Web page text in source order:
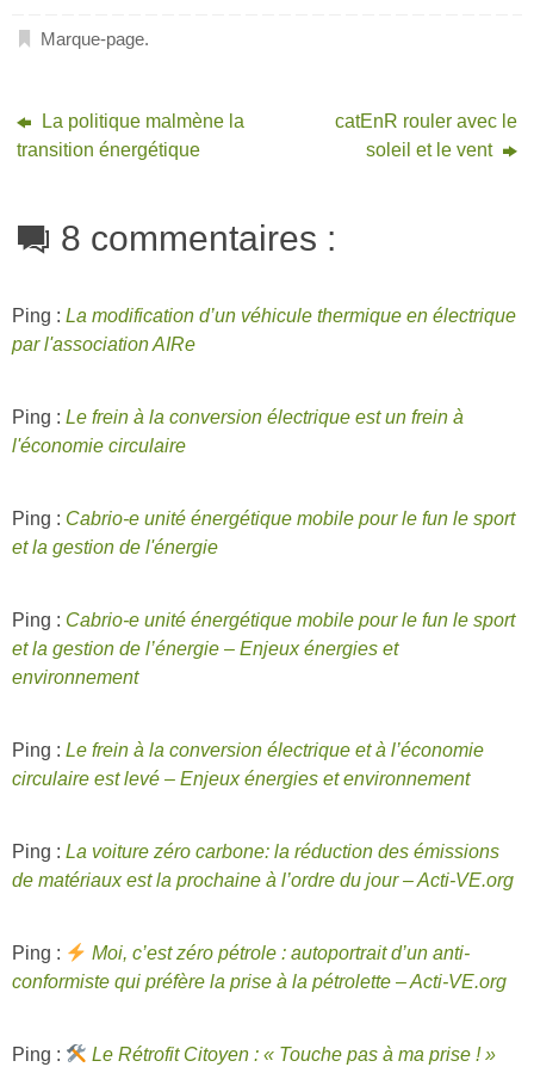
Marque-page.
La politique malmène la
transition énergétique
catEnR rouler avec le
soleil et le vent
8 commentaires :
Ping : La modification d’un véhicule thermique en électrique
par l'association AIRe
Ping : Le frein à la conversion électrique est un frein à
l'économie circulaire
Ping : Cabrio-e unité énergétique mobile pour le fun le sport
et la gestion de l'énergie
Ping : Cabrio-e unité énergétique mobile pour le fun le sport
et la gestion de l’énergie – Enjeux énergies et
environnement
Ping : Le frein à la conversion électrique et à l’économie
circulaire est levé – Enjeux énergies et environnement
Ping : La voiture zéro carbone: la réduction des émissions
de matériaux est la prochaine à l’ordre du jour – Acti-VE.org
Ping :
Moi, c’est zéro pétrole : autoportrait d’un anti-
conformiste qui préfère la prise à la pétrolette – Acti-VE.org
Ping :
Le Rétrofit Citoyen : « Touche pas à ma prise ! »